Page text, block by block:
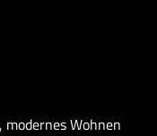
Wohnen